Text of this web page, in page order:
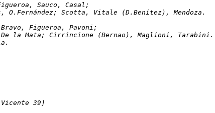
Figueroa, Sauco, Casal;
O.Fernández; Scotta, Vitale (D.Benítez), Mendoza.
Martín, Bravo, Figueroa, Pavoni;
De la Mata; Cirrincione (Bernao), Maglioni, Tarabini.
39]